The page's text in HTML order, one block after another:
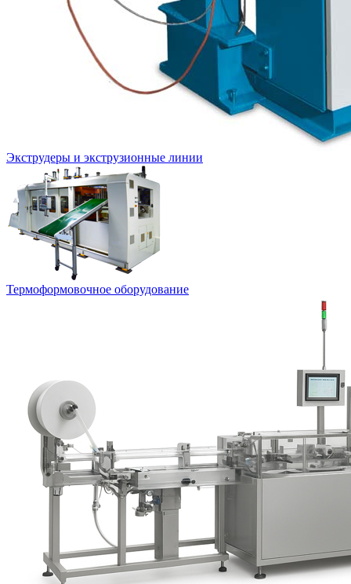
Экструдеры и экструзионные линии
Термоформовочное оборудование